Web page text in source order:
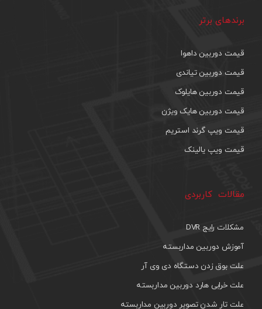
برندهای برتر
قیمت دوربین داهوا
قیمت دوربین تیاندی
قیمت دوربین هایلوک
قیمت دوربین هایک ویژن
قیمت ویپ گرند استریم
قیمت ویپ یالینک
مقالات کاربردی
مشکلات رایج DVR
آموزش دوربین مداربسته
علت بوق زدن دستگاه دی وی آر
علت خرابی هارد دوربین مداربسته
علت تار شدن تصویر دوربین مداربسته